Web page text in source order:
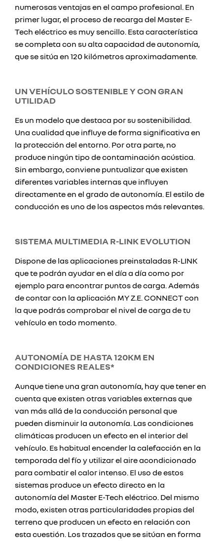
numerosas ventajas en el campo profesional. En
primer lugar, el proceso de recarga del Master E-
Tech eléctrico es muy sencillo. Esta característica
se completa con su alta capacidad de autonomía,
que se sitúa en 120 kilómetros aproximadamente.
UN VEHÍCULO SOSTENIBLE Y CON GRAN
UTILIDAD
Es un modelo que destaca por su sostenibilidad.
Una cualidad que influye de forma significativa en
la protección del entorno. Por otra parte, no
produce ningún tipo de contaminación acústica.
Sin embargo, conviene puntualizar que existen
diferentes variables internas que influyen
directamente en el grado de autonomía. El estilo de
conducción es uno de los aspectos más relevantes.
SISTEMA MULTIMEDIA R-LINK EVOLUTION
Dispone de las aplicaciones preinstaladas R-LINK
que te podrán ayudar en el día a día como por
ejemplo para encontrar puntos de carga. Además
de contar con la aplicación MY Z.E. CONNECT con
la que podrás comprobar el nivel de carga de tu
vehículo en todo momento.
AUTONOMÍA DE HASTA 120KM EN
CONDICIONES REALES*
Aunque tiene una gran autonomía, hay que tener en
cuenta que existen otras variables externas que
van más allá de la conducción personal que
pueden disminuir la autonomía. Las condiciones
climáticas producen un efecto en el interior del
vehículo. Es habitual encender la calefacción en la
temporada del fío y utilizar el aire acondicionado
para combatir el calor intenso. El uso de estos
sistemas produce un efecto directo en la
autonomía del Master E-Tech eléctrico. Del mismo
modo, existen otras particularidades propias del
terreno que producen un efecto en relación con
esta cuestión. Los trazados que se sitúan en forma